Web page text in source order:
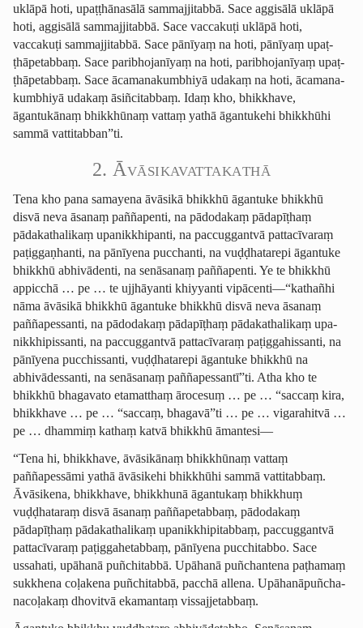
uklāpā hoti, upaṭṭhānasālā sammajjitabbā. Sace aggisālā uklāpā
hoti, aggisālā sammajjitabbā. Sace vaccakuṭi uklāpā hoti,
vaccakuṭi sammajjitabbā. Sace pānīyaṃ na hoti, pānīyaṃ upaṭ­
ṭhāpetab­baṃ. Sace paribhojanīyaṃ na hoti, paribhojanīyaṃ upaṭ­
ṭhāpetab­baṃ. Sace ācama­na­kumbhiyā udakaṃ na hoti, ācama­na­
kumbhiyā udakaṃ āsiñcitabbaṃ. Idaṃ kho, bhikkhave,
āgantukānaṃ bhikkhūnaṃ vattaṃ yathā āgantukehi bhikkhūhi
sammā vattitabban”ti.
2. Āvāsi­kavatta­ka­thā
Tena kho pana samayena āvāsikā bhikkhū āgantuke bhikkhū
disvā neva āsanaṃ paññapenti, na pādodakaṃ pādapīṭhaṃ
pādakathalikaṃ upanikkhipanti, na paccuggantvā pattacīvaraṃ
paṭiggaṇhanti, na pānīyena pucchanti, na vuḍḍhatarepi āgantuke
bhikkhū abhivādenti, na senāsanaṃ paññapenti. Ye te bhikkhū
appicchā … pe … te ujjhāyanti khiyyanti vipācenti—“kathañhi
nāma āvāsikā bhikkhū āgantuke bhikkhū disvā neva āsanaṃ
paññapessanti, na pādodakaṃ pādapīṭhaṃ pādakathalikaṃ upa­
nikkhi­pis­santi, na paccuggantvā pattacīvaraṃ paṭig­gahis­santi, na
pānīyena pucchissanti, vuḍḍhatarepi āgantuke bhikkhū na
abhivādessanti, na senāsanaṃ paññapessantī”ti. Atha kho te
bhikkhū bhagavato etamatthaṃ ārocesuṃ … pe … “saccaṃ kira,
bhikkhave … pe … “saccaṃ, bhagavā”ti … pe … vigarahitvā …
pe … dhammiṃ kathaṃ katvā bhikkhū āmantesi—
“Tena hi, bhikkhave, āvāsikānaṃ bhikkhūnaṃ vattaṃ
paññapessāmi yathā āvāsikehi bhikkhūhi sammā vattitabbaṃ.
Āvāsikena, bhikkhave, bhikkhunā āgantukaṃ bhikkhuṃ
vuḍḍhataraṃ disvā āsanaṃ paññapetabbaṃ, pādodakaṃ
pādapīṭhaṃ pādakathalikaṃ upa­nikkhi­pi­tabbaṃ, paccuggantvā
pattacīvaraṃ paṭig­ga­hetab­baṃ, pānīyena pucchitabbo. Sace
ussahati, upāhanā puñchitabbā. Upāhanā puñchantena paṭhamaṃ
sukkhena coḷakena puñchitabbā, pacchā allena. Upāha­nā­puñcha­
na­coḷakaṃ dhovitvā ekamantaṃ vissajjetabbaṃ.